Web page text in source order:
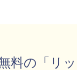
料の「リッ